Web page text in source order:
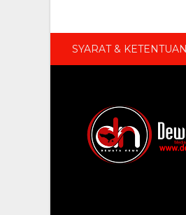
SYARAT & KETENTUAN